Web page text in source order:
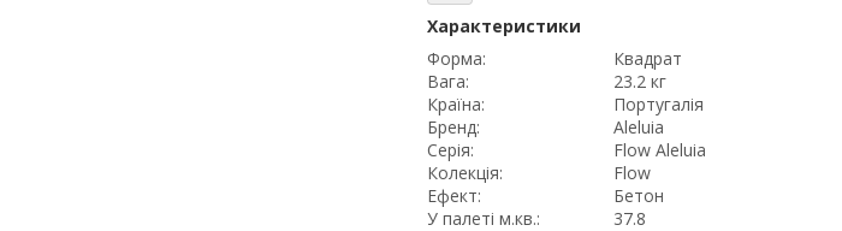
Характеристики
Форма:
Квадрат
Вага:
23.2 кг
Країна:
Португалія
Бренд:
Aleluia
Серія:
Flow Aleluia
Колекція:
Flow
Ефект:
Бетон
У палеті м.кв.:
37.8